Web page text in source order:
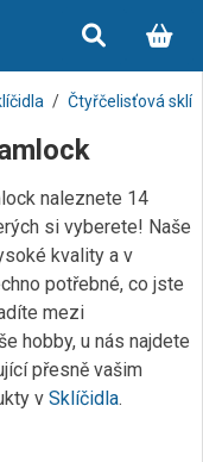
Čtyřčelisťová
naleznete 14
si vyberete! Naše
kvality a v
potřebné, co jste
mezi
hobby, u nás najdete
přesně vašim
v Sklíčidla.